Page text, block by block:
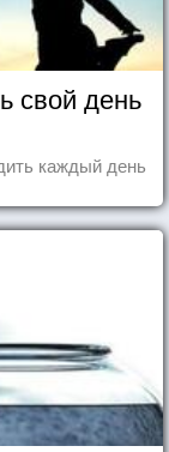
свой день
каждый день